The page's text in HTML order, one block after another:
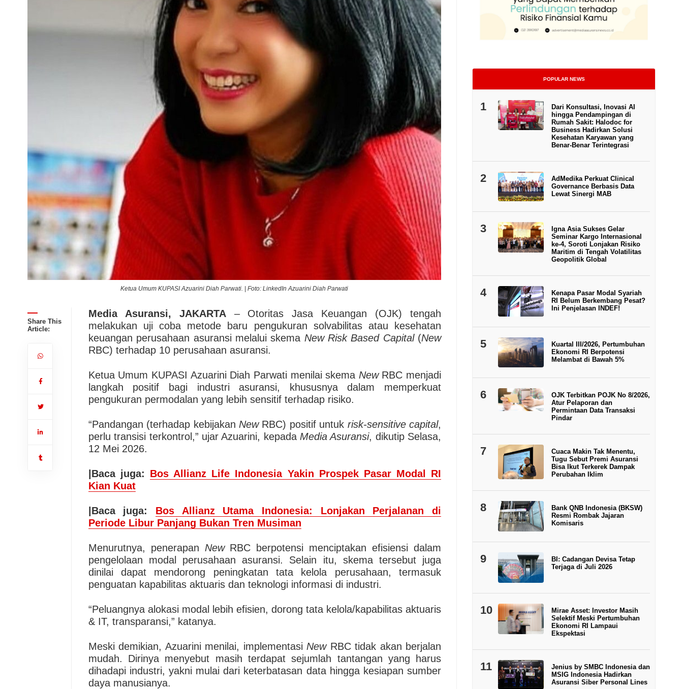
Ketua Umum KUPASI Azuarini Diah Parwati. | Foto: LinkedIn Azuarini Diah Parwati Ketua Umum KUPASI Azuarini Diah Parwati. | Foto:
Share This
Article:
Media Asuransi, JAKARTA– Otoritas Jasa Keuangan (OJK) tengah
melakukan uji coba metode baru pengukuran solvabilitas atau kesehatan
keuangan perusahaan asuransi melalui skema New Risk Based Capital(New
RBC) terhadap 10 perusahaan asuransi.
Ketua Umum KUPASI Azuarini Diah Parwati menilai skema NewRBC menjadi
langkah positif bagi industri asuransi, khususnya dalam memperkuat
pengukuran permodalan yang lebih sensitif terhadap risiko.
“Pandangan (terhadap kebijakan NewRBC) positif untuk risk-sensitive capital,
perlu transisi terkontrol,” ujar Azuarini, kepada Media Asuransi, dikutip Selasa,
12 Mei 2026.
|Baca juga: Bos Allianz Life Indonesia Yakin Prospek Pasar Modal RI
Kian Kuat
|Baca juga: Bos Allianz Utama Indonesia: Lonjakan Perjalanan di
Periode Libur Panjang Bukan Tren Musiman
Menurutnya, penerapan NewRBC berpotensi menciptakan efisiensi dalam
pengelolaan modal perusahaan asuransi. Selain itu, skema tersebut juga
dinilai dapat mendorong peningkatan tata kelola perusahaan, termasuk
penguatan kapabilitas aktuaris dan teknologi informasi di industri.
“Peluangnya alokasi modal lebih efisien, dorong tata kelola/kapabilitas aktuaris
& IT, transparansi,” katanya.
Meski demikian, Azuarini menilai, implementasi NewRBC tidak akan berjalan
mudah. Dirinya menyebut masih terdapat sejumlah tantangan yang harus
dihadapi industri, yakni mulai dari keterbatasan data hingga kesiapan sumber
daya manusianya.
POPULAR NEWS
1
Dari Konsultasi, Inovasi AI
hingga Pendampingan di
Rumah Sakit: Halodoc for
Business Hadirkan Solusi
Kesehatan Karyawan yang
Benar-Benar Terintegrasi
2
AdMedika Perkuat Clinical
Governance Berbasis Data
Lewat Sinergi MAB
3
Igna Asia Sukses Gelar
Seminar Kargo Internasional
ke-4, Soroti Lonjakan Risiko
Maritim di Tengah Volatilitas
Geopolitik Global
4
Kenapa Pasar Modal Syariah
RI Belum Berkembang Pesat?
Ini Penjelasan INDEF!
5
Kuartal III/2026, Pertumbuhan
Ekonomi RI Berpotensi
Melambat di Bawah 5%
6
OJK Terbitkan POJK No 8/2026,
Atur Pelaporan dan
Permintaan Data Transaksi
Pindar
7
Cuaca Makin Tak Menentu,
Tugu Sebut Premi Asuransi
Bisa Ikut Terkerek Dampak
Perubahan Iklim
8
Bank QNB Indonesia (BKSW)
Resmi Rombak Jajaran
Komisaris
9
BI: Cadangan Devisa Tetap
Terjaga di Juli 2026
10
Mirae Asset: Investor Masih
Selektif Meski Pertumbuhan
Ekonomi RI Lampaui
Ekspektasi
11
Jenius by SMBC Indonesia dan
MSIG Indonesia Hadirkan
Asuransi Siber Personal Lines